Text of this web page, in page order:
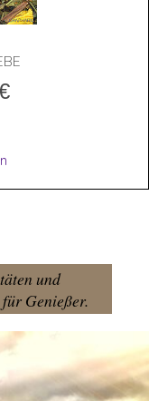
und
Genießer.